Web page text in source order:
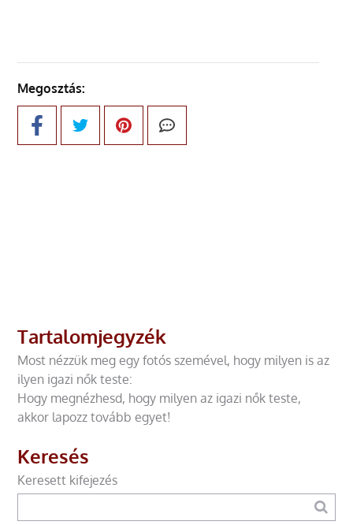
Megosztás:
Tartalomjegyzék
Most nézzük meg egy fotós szemével, hogy milyen is az
ilyen igazi nők teste:
Hogy megnézhesd, hogy milyen az igazi nők teste,
akkor lapozz tovább egyet!
Keresés
Keresett kifejezés